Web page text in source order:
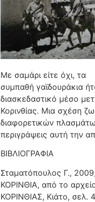
Με σαμάρι είτε όχι, τα
συμπαθή γαϊδουράκια
διασκεδαστικό μέσο
Κορινθίας. Μια σχέση
διαφορετικών
περιγράψεις αυτή την
ΒΙΒΛΙΟΓΡΑΦΙΑ
Σταματόπουλος Γ., 2009,
ΚΟΡΙΝΘΙΑ, από το
ΚΟΡΙΝΘΙΑΣ, Κιάτο, σελ.